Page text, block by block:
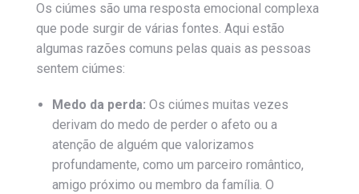
Os ciúmes são uma resposta emocional complexa
que pode surgir de várias fontes. Aqui estão
algumas razões comuns pelas quais as pessoas
sentem ciúmes:
Medo da perda: Os ciúmes muitas vezes
derivam do medo de perder o afeto ou a
atenção de alguém que valorizamos
profundamente, como um parceiro romântico,
amigo próximo ou membro da família. O